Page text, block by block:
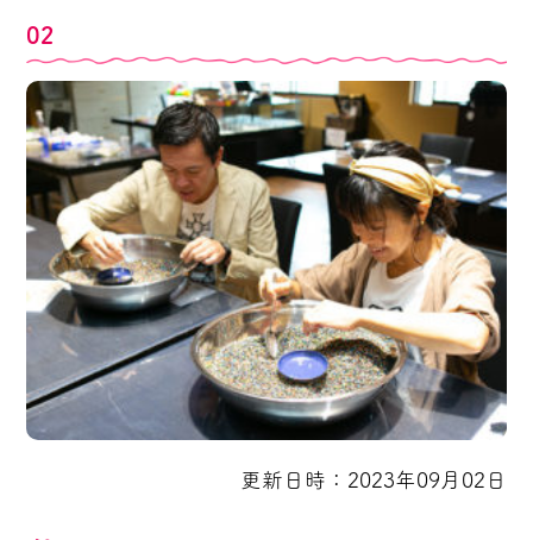
02
更新日時：2023年09月02日